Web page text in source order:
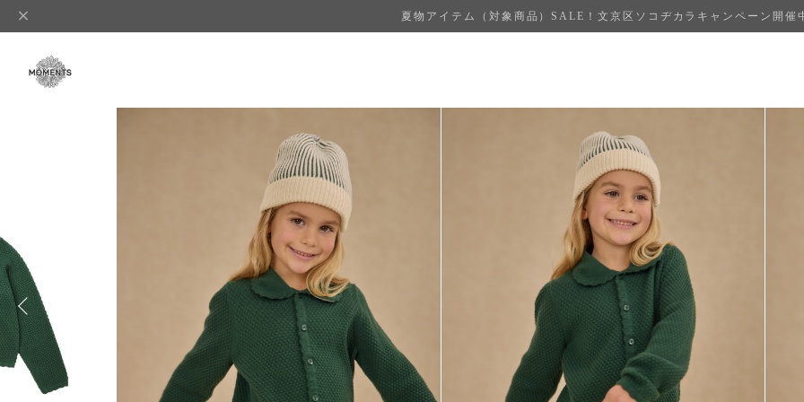
夏物アイテム（対象商品）SALE！文京区ソコヂカラキャンペーン開催